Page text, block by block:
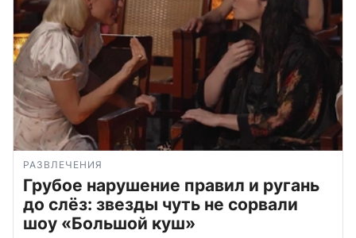
РАЗВЛЕЧЕНИЯ
Грубое нарушение правил и ругань
до слёз: звезды чуть не сорвали
шоу «Большой куш»